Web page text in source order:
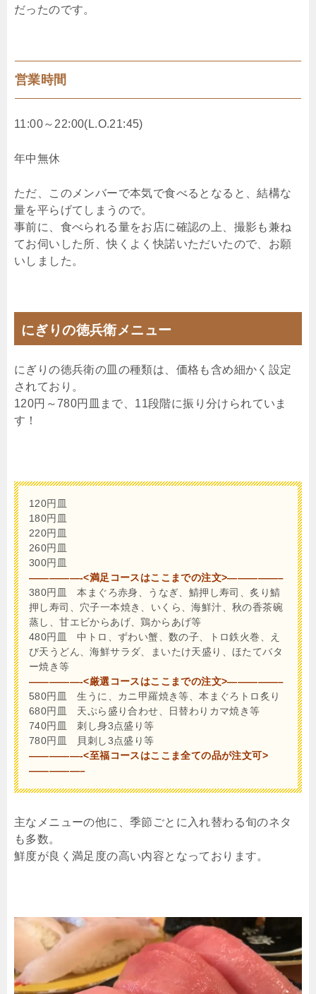
だったのです。
営業時間
11:00～22:00(L.O.21:45)
年中無休
ただ、このメンバーで本気で食べるとなると、結構な
量を平らげてしまうので。
事前に、食べられる量をお店に確認の上、撮影も兼ね
てお伺いした所、快くよく快諾いただいたので、お願
いしました。
にぎりの徳兵衛メニュー
にぎりの徳兵衛の皿の種類は、価格も含め細かく設定
されており。
120円～780円皿まで、11段階に振り分けられていま
す！
120円皿
180円皿
220円皿
260円皿
300円皿
—————-<満足コースはここまでの注文>—————–
380円皿 本まぐろ赤身、うなぎ、鯖押し寿司、炙り鯖
押し寿司、穴子一本焼き、いくら、海鮮汁、秋の香茶碗
蒸し、甘エビからあげ、鶏からあげ等
480円皿 中トロ、ずわい蟹、数の子、トロ鉄火巻、え
び天うどん、海鮮サラダ、まいたけ天盛り、ほたてバタ
ー焼き等
—————-<厳選コースはここまでの注文>—————–
580円皿 生うに、カニ甲羅焼き等、本まぐろトロ炙り
680円皿 天ぷら盛り合わせ、日替わりカマ焼き等
740円皿 刺し身3点盛り等
780円皿 貝刺し3点盛り等
—————-<至福コースはここま全ての品が注文可>
—————–
主なメニューの他に、季節ごとに入れ替わる旬のネタ
も多数。
鮮度が良く満足度の高い内容となっております。